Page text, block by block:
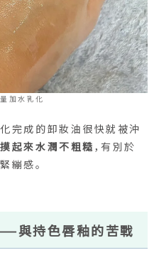
加水乳化
完成的卸妝油很快就被沖
起來水潤不粗糙 ，有別於
繃感。
與持色唇釉的苦戰